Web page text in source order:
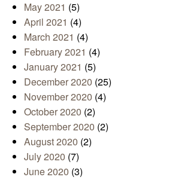
May 2021 (5)
April 2021 (4)
March 2021 (4)
February 2021 (4)
January 2021 (5)
December 2020 (25)
November 2020 (4)
October 2020 (2)
September 2020 (2)
August 2020 (2)
July 2020 (7)
June 2020 (3)